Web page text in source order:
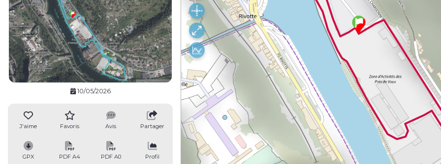
10/05/2026
J'aime Favoris Avis Partager
GPX PDF A4 PDF A0 Profil